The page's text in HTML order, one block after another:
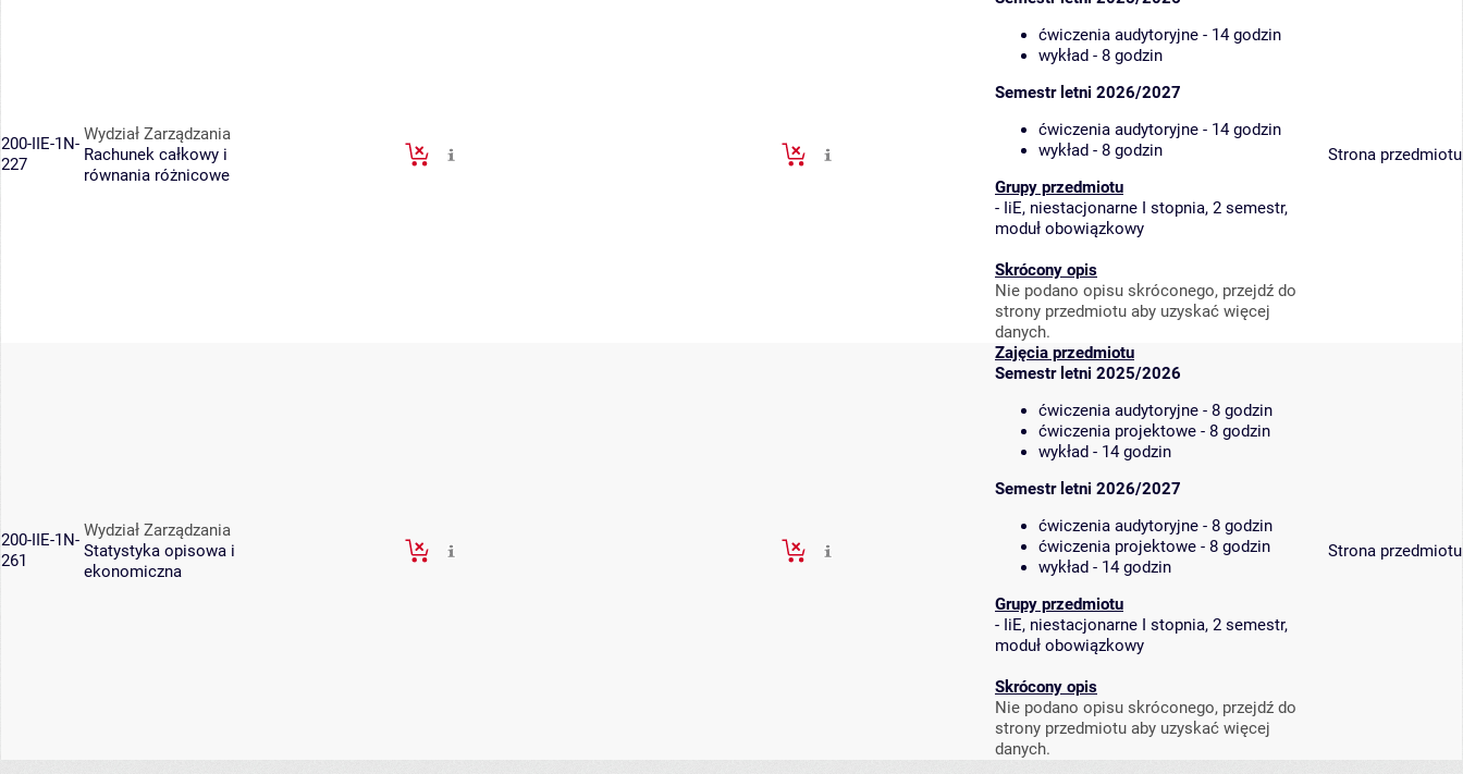
200-IIE-1N-
227
Wydział Zarządzania
Rachunek całkowy i
równania różnicowe
ćwiczenia audytoryjne - 14 godzin
wykład - 8 godzin
Semestr letni 2026/2027
ćwiczenia audytoryjne - 14 godzin
wykład - 8 godzin
Grupy przedmiotu
- IiE, niestacjonarne I stopnia, 2 semestr,
moduł obowiązkowy
Skrócony opis
Nie podano opisu skróconego, przejdź do
strony przedmiotu aby uzyskać więcej
danych.
Strona przedmiotu
200-IIE-1N-
261
Wydział Zarządzania
Statystyka opisowa i
ekonomiczna
Zajęcia przedmiotu
Semestr letni 2025/2026
ćwiczenia audytoryjne - 8 godzin
ćwiczenia projektowe - 8 godzin
wykład - 14 godzin
Semestr letni 2026/2027
ćwiczenia audytoryjne - 8 godzin
ćwiczenia projektowe - 8 godzin
wykład - 14 godzin
Grupy przedmiotu
- IiE, niestacjonarne I stopnia, 2 semestr,
moduł obowiązkowy
Skrócony opis
Nie podano opisu skróconego, przejdź do
strony przedmiotu aby uzyskać więcej
danych.
Strona przedmiotu